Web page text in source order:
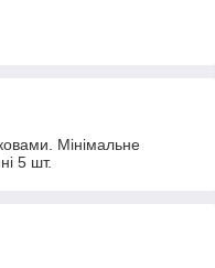
Мінімальне
5 шт.